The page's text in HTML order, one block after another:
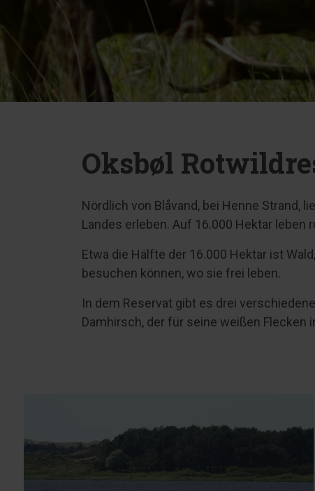
Oksbøl
Nördlich von Blåvand, bei Henne Strand,
Landes erleben. Auf 16.000 Hektar leben
Etwa die Hälfte der 16.000 Hektar ist
besuchen können, wo sie frei leben.
In dem Reservat gibt es drei
Damhirsch, der für seine weißen Flecken